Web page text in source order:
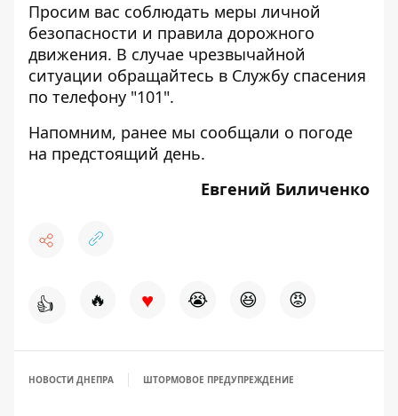
Просим вас соблюдать меры личной
безопасности и правила дорожного
движения. В случае чрезвычайной
ситуации обращайтесь в Службу спасения
по телефону "101".
Напомним, ранее мы сообщали о погоде
на предстоящий день.
Евгений Биличенко
👍 🔥 ♥ 😭 😆 😡
НОВОСТИ ДНЕПРА ШТОРМОВОЕ ПРЕДУПРЕЖДЕНИЕ